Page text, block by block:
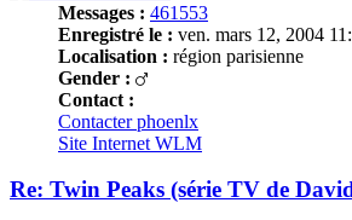
Messages : 461553
Enregistré le : ven. mars 12, 2004
Localisation : région parisienne
Gender :
Contact :
Contacter phoenlx
Site Internet WLM
Re: Twin Peaks (série TV de